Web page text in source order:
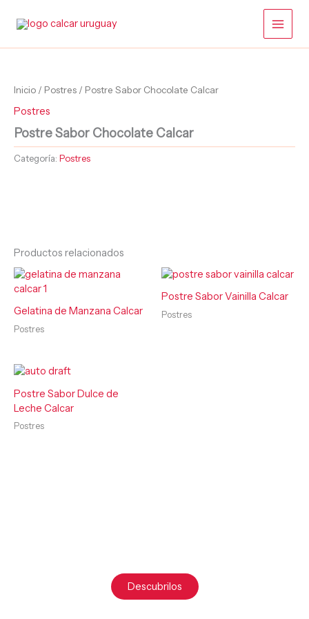
Inicio / Postres / Postre Sabor Chocolate Calcar
Postres
Postre Sabor Chocolate Calcar
Categoría: Postres
Productos relacionados
Gelatina de Manzana Calcar
Postres
Postre Sabor Vainilla Calcar
Postres
Postre Sabor Dulce de
Leche Calcar
Postres
Descubrilos